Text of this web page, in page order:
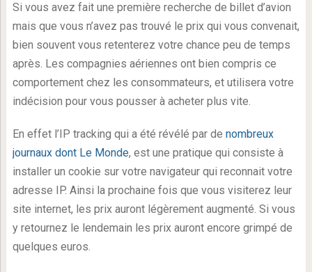
Si vous avez fait une première recherche de billet d’avion
mais que vous n’avez pas trouvé le prix qui vous convenait,
bien souvent vous retenterez votre chance peu de temps
après. Les compagnies aériennes ont bien compris ce
comportement chez les consommateurs, et utilisera votre
indécision pour vous pousser à acheter plus vite.
En effet l’IP tracking qui a été révélé par de nombreux
journaux dont Le Monde, est une pratique qui consiste à
installer un cookie sur votre navigateur qui reconnait votre
adresse IP. Ainsi la prochaine fois que vous visiterez leur
site internet, les prix auront légèrement augmenté. Si vous
y retournez le lendemain les prix auront encore grimpé de
quelques euros.